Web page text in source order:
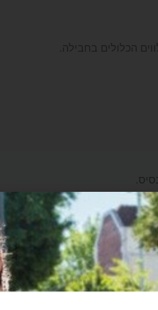
הכלולים בחבילה.